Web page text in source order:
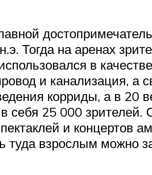
Тогда на аренах
в
и канализация, а
корриды, а в
25 000 зрителей.
и концертов
туда взрослым можно